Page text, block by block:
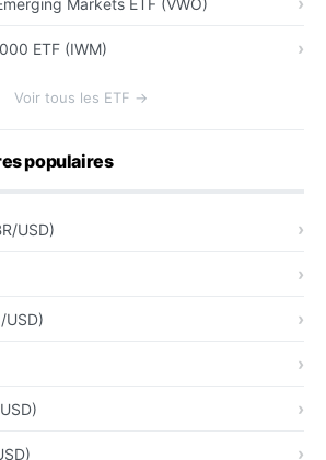
ETF (IWM)
Voir tous les ETF →
populaires
USD)
USD)